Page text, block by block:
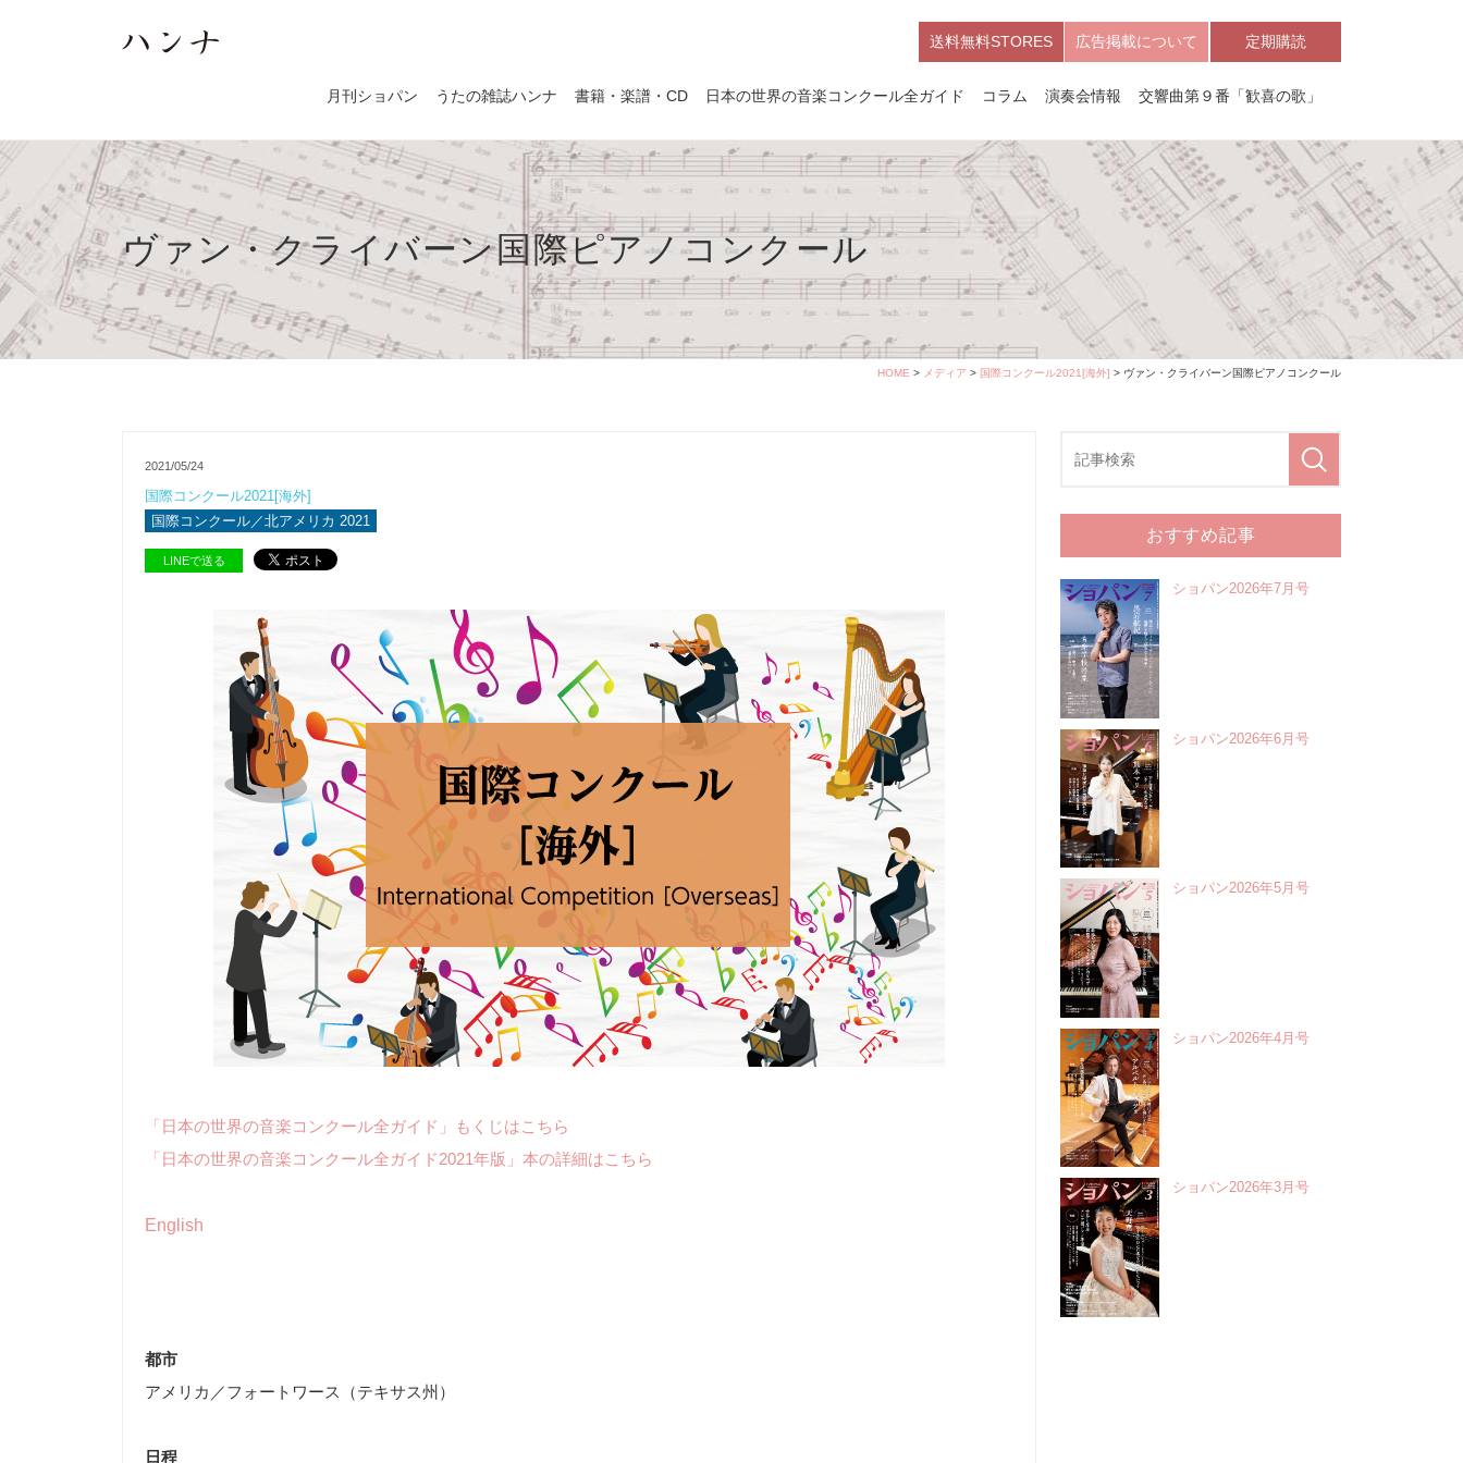
送料無料STORES 広告掲載について 定期購読
月刊ショパン うたの雑誌ハンナ 書籍・楽譜・CD 日本の世界の音楽コンクール全ガイド コラム 演奏会情報 交響曲第９番「歓喜の歌」
ヴァン・クライバーン国際ピアノコンクール
HOME > メディア > 国際コンクール2021[海外] > ヴァン・クライバーン国際ピアノコンクール
2021/05/24
国際コンクール2021[海外]
国際コンクール／北アメリカ 2021
LINEで送る
「日本の世界の音楽コンクール全ガイド」もくじはこちら
「日本の世界の音楽コンクール全ガイド2021年版」本の詳細はこちら
English
都市
アメリカ／フォートワース（テキサス州）
日程
おすすめ記事
ショパン2026年7月号
ショパン2026年6月号
ショパン2026年5月号
ショパン2026年4月号
ショパン2026年3月号